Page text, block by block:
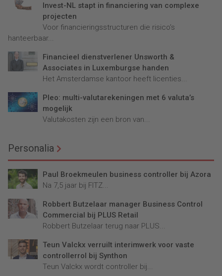
Invest-NL stapt in financiering van complexe
projecten
Voor financieringsstructuren die risico’s
hanteerbaar...
Financieel dienstverlener Unsworth &
Associates in Luxemburgse handen
Het Amsterdamse kantoor heeft licenties...
Pleo: multi-valutarekeningen met 6 valuta’s
mogelijk
Valutakosten zijn een bron van...
Personalia
Paul Broekmeulen business controller bij Azora
Na 7,5 jaar bij FITZ...
Robbert Butzelaar manager Business Control
Commercial bij PLUS Retail
Robbert Butzelaar terug naar PLUS...
Teun Valckx verruilt interimwerk voor vaste
controllerrol bij Synthon
Teun Valckx wordt controller bij...